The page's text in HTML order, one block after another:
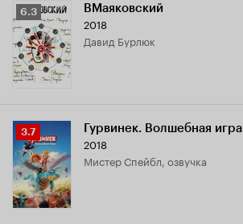
Рейтинг
Кинопоиска
6.3
6.3 ВМаяковский
2018
Давид Бурлюк
Рейтинг
Кинопоиска
3.7
3.7 Гурвинек. Волшебная игра
2018
мистер Спейбл, озвучка